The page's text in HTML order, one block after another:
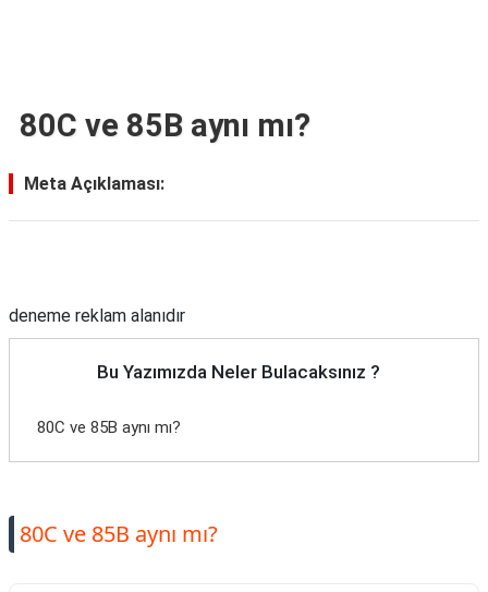
80C ve 85B aynı mı?
Meta Açıklaması:
deneme reklam alanıdır
Bu Yazımızda Neler Bulacaksınız ?
80C ve 85B aynı mı?
80C ve 85B aynı mı?